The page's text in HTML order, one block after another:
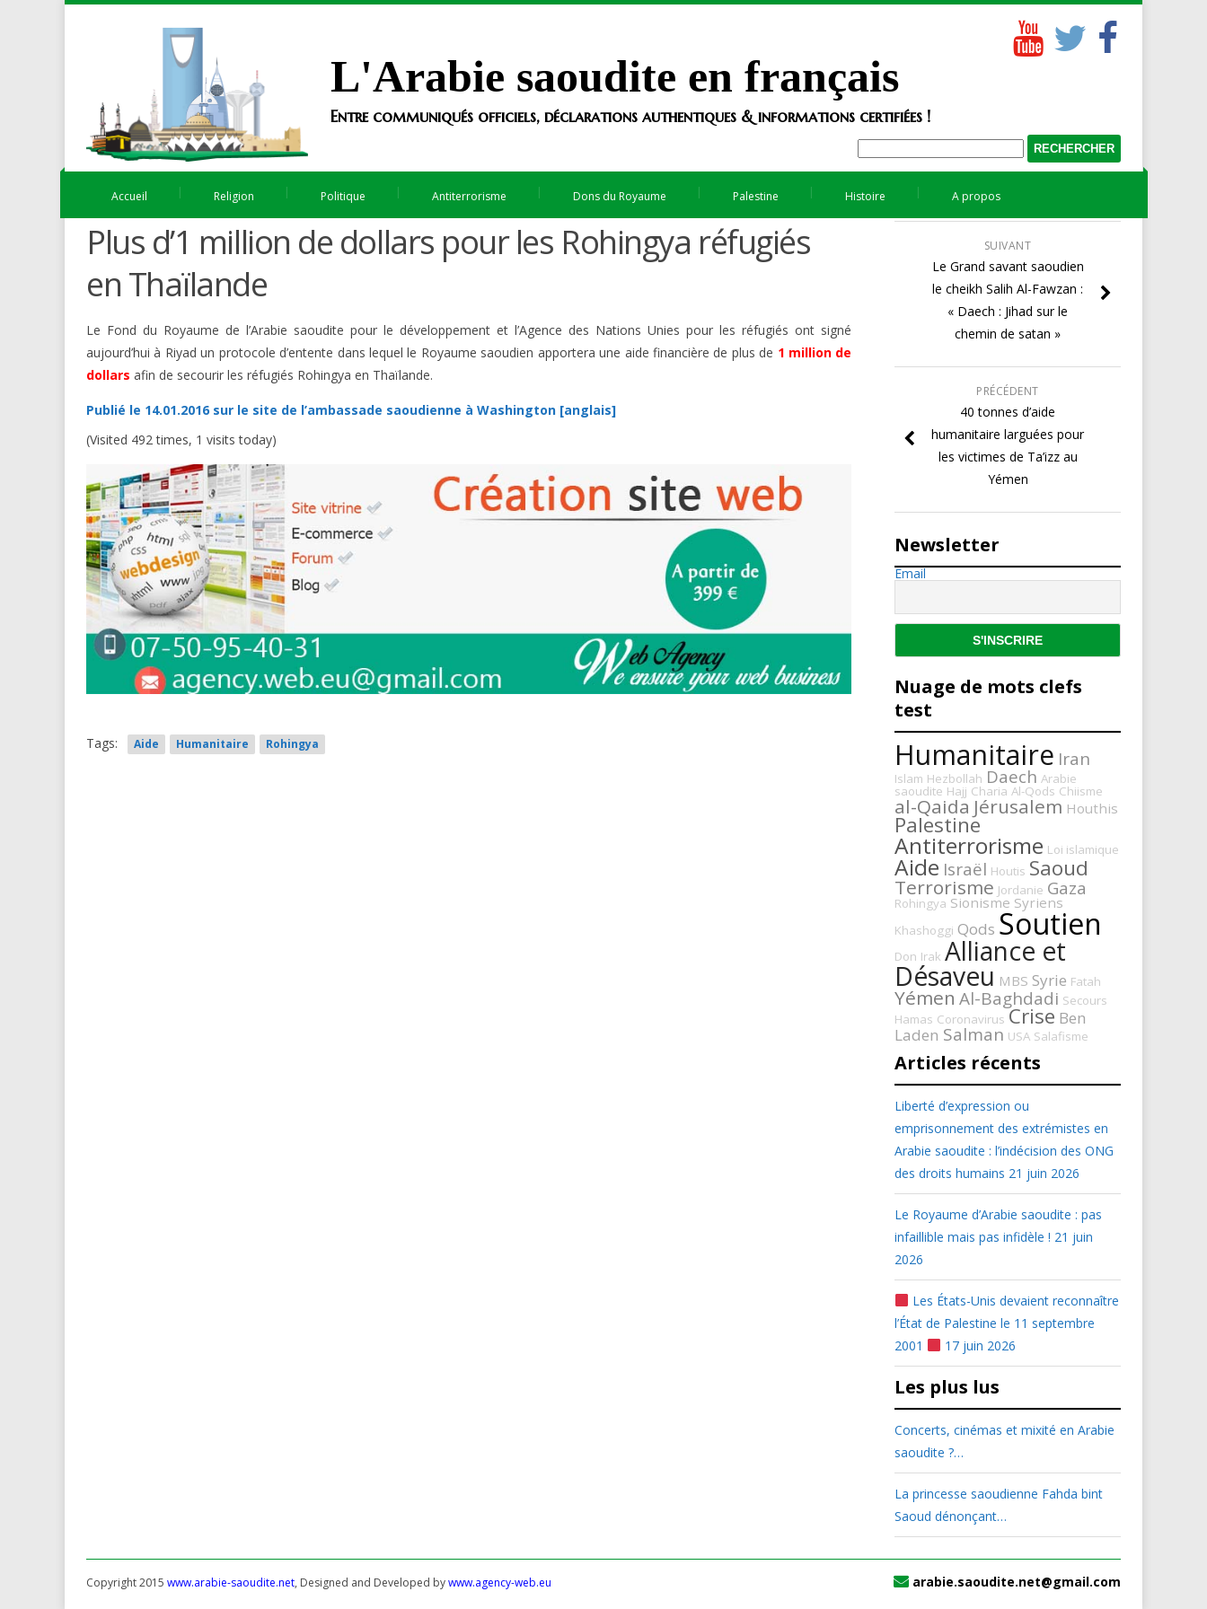
L'Arabie saoudite en français
Entre communiqués officiels, déclarations authentiques & informations certifiées !
Accueil Religion Politique Antiterrorisme Dons du Royaume Palestine Histoire A propos
Plus d’1 million de dollars pour les Rohingya réfugiés
en Thaïlande
Le Fond du Royaume de l’Arabie saoudite pour le développement et l’Agence des Nations Unies pour les réfugiés ont signé
aujourd’hui à Riyad un protocole d’entente dans lequel le Royaume saoudien apportera une aide financière de plus de 1 million de
dollars afin de secourir les réfugiés Rohingya en Thaïlande.
Publié le 14.01.2016 sur le site de l’ambassade saoudienne à Washington [anglais]
(Visited 492 times, 1 visits today)
Tags: Aide Humanitaire Rohingya
SUIVANT
Le Grand savant saoudien
le cheikh Salih Al-Fawzan :
« Daech : Jihad sur le
chemin de satan »
PRÉCÉDENT
40 tonnes d’aide
humanitaire larguées pour
les victimes de Ta’izz au
Yémen
Newsletter
Email
Nuage de mots clefs
test
Humanitaire Iran
Islam Hezbollah Daech Arabie
saoudite Hajj Charia Al-Qods Chiisme
al-Qaida Jérusalem Houthis
Palestine
Antiterrorisme Loi islamique
Aide Israël Houtis Saoud
Terrorisme Jordanie Gaza
Rohingya Sionisme Syriens
Khashoggi Qods Soutien
Don Irak Alliance et
Désaveu MBS Syrie Fatah
Yémen Al-Baghdadi Secours
Hamas Coronavirus Crise Ben
Laden Salman USA Salafisme
Articles récents
Liberté d’expression ou
emprisonnement des extrémistes en
Arabie saoudite : l’indécision des ONG
des droits humains 21 juin 2026
Le Royaume d’Arabie saoudite : pas
infaillible mais pas infidèle ! 21 juin
2026
Les États-Unis devaient reconnaître
l’État de Palestine le 11 septembre
2001
17 juin 2026
Les plus lus
Concerts, cinémas et mixité en Arabie
saoudite ?…
La princesse saoudienne Fahda bint
Saoud dénonçant…
Copyright 2015 www.arabie-saoudite.net, Designed and Developed bywww.agency-web.eu arabie.saoudite.net@gmail.com